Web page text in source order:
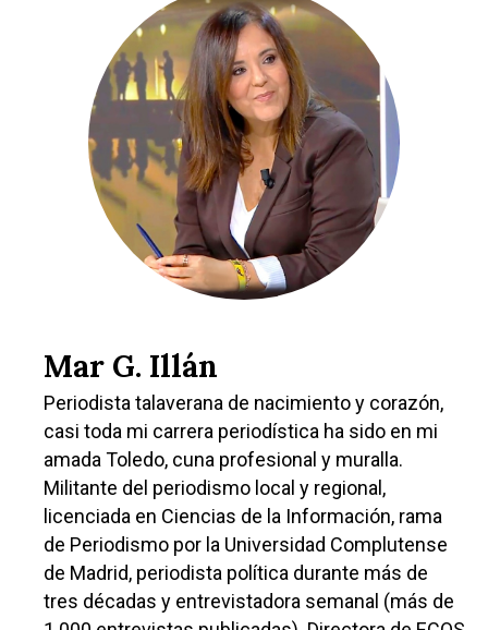
Mar G. Illán
Periodista talaverana de nacimiento y corazón,
casi toda mi carrera periodística ha sido en mi
amada Toledo, cuna profesional y muralla.
Militante del periodismo local y regional,
licenciada en Ciencias de la Información, rama
de Periodismo por la Universidad Complutense
de Madrid, periodista política durante más de
tres décadas y entrevistadora semanal (más de
Sucesos
Medio Ambiente
Planeta Rural
Especiales
Política
Galerías